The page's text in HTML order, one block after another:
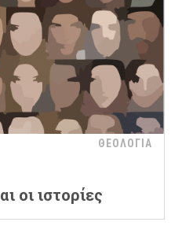
ΘΕΟΛΟΓΙΑ
οι ιστορίες